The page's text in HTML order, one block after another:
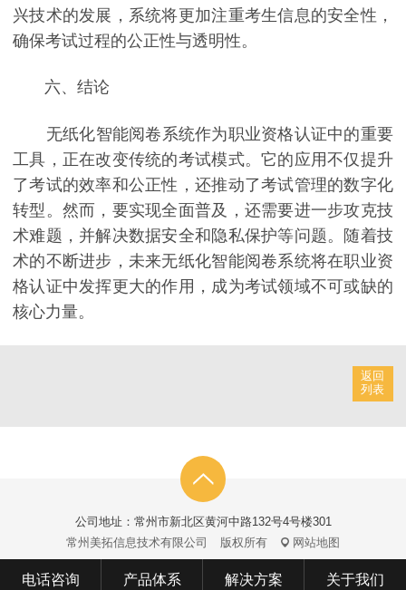
兴技术的发展，系统将更加注重考生信息的安全性，
确保考试过程的公正性与透明性。
六、结论
无纸化智能阅卷系统作为职业资格认证中的重要
工具，正在改变传统的考试模式。它的应用不仅提升
了考试的效率和公正性，还推动了考试管理的数字化
转型。然而，要实现全面普及，还需要进一步攻克技
术难题，并解决数据安全和隐私保护等问题。随着技
术的不断进步，未来无纸化智能阅卷系统将在职业资
格认证中发挥更大的作用，成为考试领域不可或缺的
核心力量。
返回
列表
公司地址：常州市新北区黄河中路132号4号楼301
常州美拓信息技术有限公司
版权所有 网站地图
电话咨询 产品体系 解决方案 关于我们